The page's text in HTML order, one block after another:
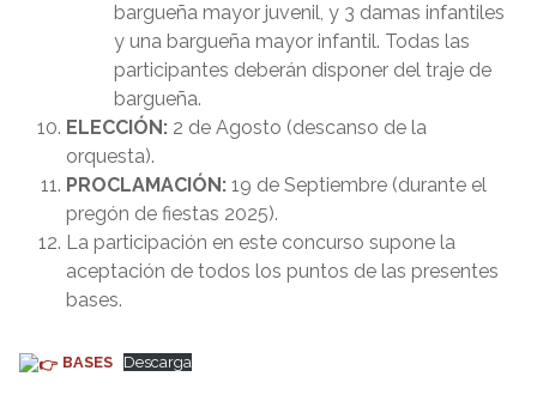
bargueña mayor juvenil, y 3 damas infantiles
y una bargueña mayor infantil. Todas las
participantes deberán disponer del traje de
bargueña.
ELECCIÓN: 2 de Agosto (descanso de la
orquesta).
PROCLAMACIÓN: 19 de Septiembre (durante el
pregón de fiestas 2025).
La participación en este concurso supone la
aceptación de todos los puntos de las presentes
bases.
BASES Descarga